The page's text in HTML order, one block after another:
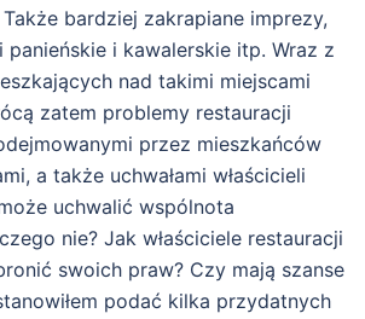
bardziej zakrapiane imprezy,
panieńskie i kawalerskie itp. Wraz z
nad takimi miejscami
zatem problemy restauracji
przez mieszkańców
a także uchwałami właścicieli
uchwalić wspólnota
nie? Jak właściciele restauracji
swoich praw? Czy mają szanse
podać kilka przydatnych